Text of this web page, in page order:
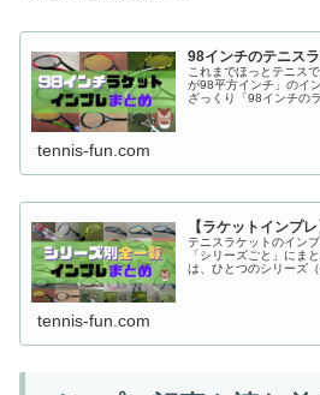
98インチのテニス
これまでほっとテニス
が98平方インチ」のイ
ざっくり「98インチの
tennis-fun.com
【ラケットインプ
テニスラケットのイン
「シリーズごと」にま
は、ひとつのシリーズ
tennis-fun.com